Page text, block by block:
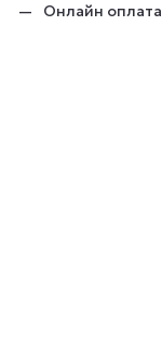
Онлайн оплата